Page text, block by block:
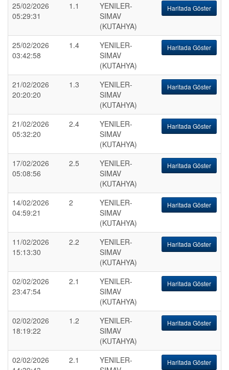
25/02/2026
05:29:31
1.1
YENILER-
SIMAV
(KUTAHYA)
Haritada Göster
25/02/2026
03:42:58
1.4
YENILER-
SIMAV
(KUTAHYA)
Haritada Göster
21/02/2026
20:20:20
1.3
YENILER-
SIMAV
(KUTAHYA)
Haritada Göster
21/02/2026
05:32:20
2.4
YENILER-
SIMAV
(KUTAHYA)
Haritada Göster
17/02/2026
05:08:56
2.5
YENILER-
SIMAV
(KUTAHYA)
Haritada Göster
14/02/2026
04:59:21
2
YENILER-
SIMAV
(KUTAHYA)
Haritada Göster
11/02/2026
15:13:30
2.2
YENILER-
SIMAV
(KUTAHYA)
Haritada Göster
02/02/2026
23:47:54
2.1
YENILER-
SIMAV
(KUTAHYA)
Haritada Göster
02/02/2026
18:19:22
1.2
YENILER-
SIMAV
(KUTAHYA)
Haritada Göster
02/02/2026
2.1
YENILER-
Haritada Göster